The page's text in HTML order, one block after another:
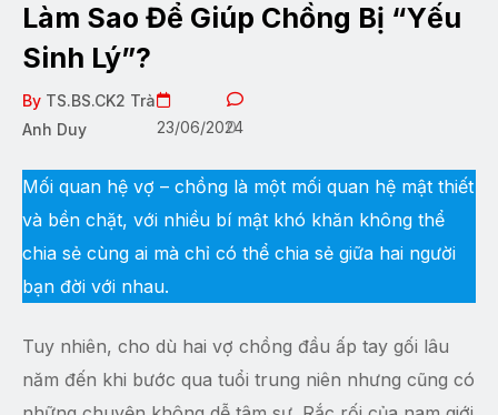
Làm Sao Để Giúp Chồng Bị “Yếu
Sinh Lý”?
By TS.BS.CK2 Trà
Anh Duy
23/06/2024
0
Mối quan hệ vợ – chồng là một mối quan hệ mật thiết
và bền chặt, với nhiều bí mật khó khăn không thể
chia sẻ cùng ai mà chỉ có thể chia sẻ giữa hai người
bạn đời với nhau.
Tuy nhiên, cho dù hai vợ chồng đầu ấp tay gối lâu
năm đến khi bước qua tuổi trung niên nhưng cũng có